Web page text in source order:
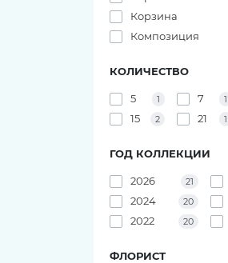
Розы Pink O'hara
Розы Playa Blanca
Розы Shimmer
Розы White O'hara
31 тюльпан
29 тюльпанов
21 тюльпан
Букеты из ирисов
Корзина
Композиция
КОЛИЧЕСТВО
5 1 7 1
15 2 21 1
ГОД КОЛЛЕКЦИИ
2026 21
2024 20
2022 20
ФЛОРИСТ